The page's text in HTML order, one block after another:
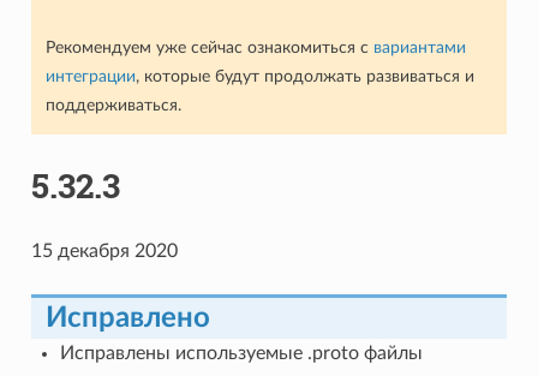
Рекомендуем уже сейчас ознакомиться с вариантами
интеграции, которые будут продолжать развиваться и
поддерживаться.
5.32.3
15 декабря 2020
Исправлено
Исправлены используемые .proto файлы